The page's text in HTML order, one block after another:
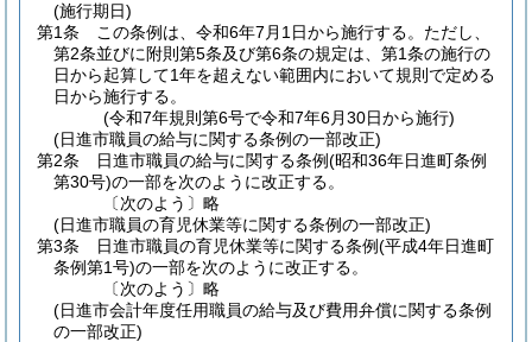
(施行期日)
第1条
この条例は、令和6年7月1日から施行する。 ただし、
第2条並びに附則第5条及び第6条の規定は、第1条の施行の
日から起算して1年を超えない範囲内において規則で定める
日から施行する。
(令和7年規則第6号で令和7年6月30日から施行)
(日進市職員の給与に関する条例の一部改正)
第2条
日進市職員の給与に関する条例(昭和36年日進町条例
第30号)の一部を次のように改正する。
〔次のよう〕略
(日進市職員の育児休業等に関する条例の一部改正)
第3条
日進市職員の育児休業等に関する条例(平成4年日進町
条例第1号)の一部を次のように改正する。
〔次のよう〕略
(日進市会計年度任用職員の給与及び費用弁償に関する条例
の一部改正)